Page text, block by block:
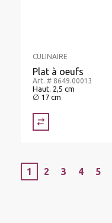
CULINAIRE
Plat à oeufs
Art. # 8649.00013
Haut. 2,5 cm
∅ 17 cm
1 2 3 4 5